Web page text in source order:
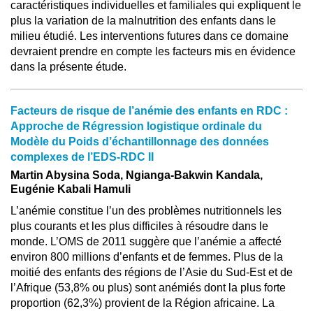
caractéristiques individuelles et familiales qui expliquent le
plus la variation de la malnutrition des enfants dans le
milieu étudié. Les interventions futures dans ce domaine
devraient prendre en compte les facteurs mis en évidence
dans la présente étude.
Facteurs de risque de l’anémie des enfants en RDC :
Approche de Régression logistique ordinale du
Modèle du Poids d’échantillonnage des données
complexes de l’EDS-RDC II
Martin Abysina Soda, Ngianga-Bakwin Kandala,
Eugénie Kabali Hamuli
L’anémie constitue l’un des problèmes nutritionnels les
plus courants et les plus difficiles à résoudre dans le
monde. L’OMS de 2011 suggère que l’anémie a affecté
environ 800 millions d’enfants et de femmes. Plus de la
moitié des enfants des régions de l’Asie du Sud-Est et de
l’Afrique (53,8% ou plus) sont anémiés dont la plus forte
proportion (62,3%) provient de la Région africaine. La